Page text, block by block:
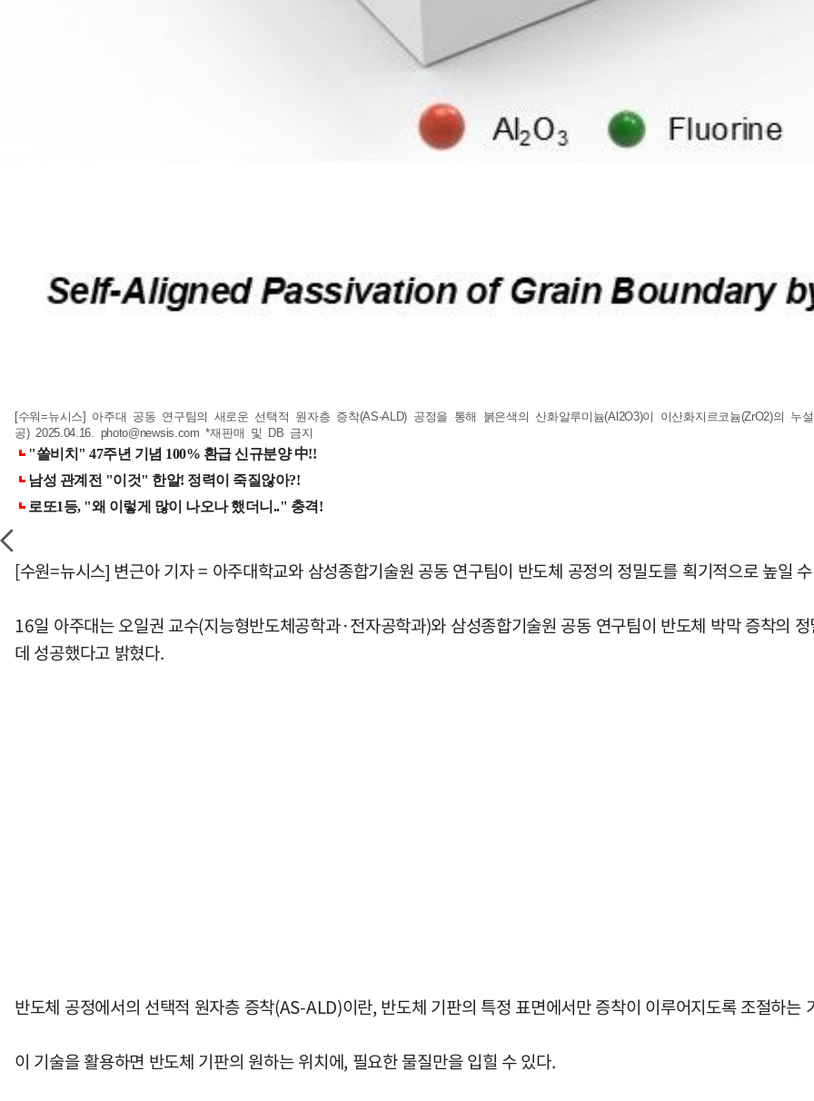
[수워=뉴시스] 아주대 공동 연구팀의 새로운 선택적 원자층 증착(AS-ALD) 공정을 통해 붉은색의 산화알루미늄(Al2O3)이 이산화지르코늄(ZrO2)의
공) 2025.04.16. photo@newsis.com *재판매 및 DB 금지
[수원=뉴시스] 변근아 기자 = 아주대학교와 삼성종합기술원 공동 연구팀이 반도체 공정의 정밀도를 획기적으로 높일
16일 아주대는 오일권 교수(지능형반도체공학과·전자공학과)와 삼성종합기술원 공동 연구팀이 반도체 박막 증착의
데 성공했다고 밝혔다.
반도체 공정에서의 선택적 원자층 증착(AS-ALD)이란, 반도체 기판의 특정 표면에서만 증착이 이루어지도록 조절하는
이 기술을 활용하면 반도체 기판의 원하는 위치에, 필요한 물질만을 입힐 수 있다.